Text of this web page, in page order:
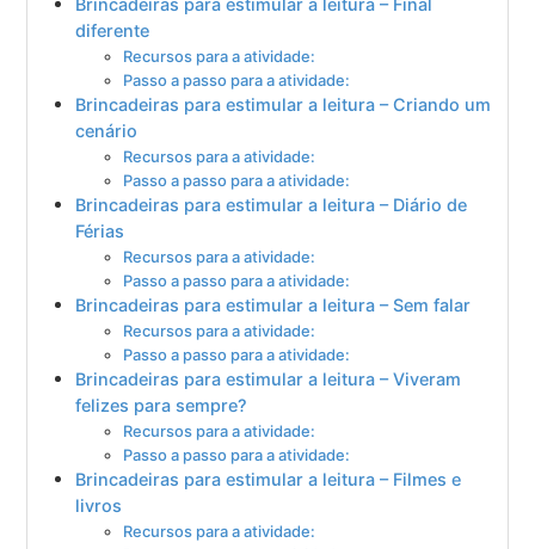
Brincadeiras para estimular a leitura – Final
diferente
Recursos para a atividade:
Passo a passo para a atividade:
Brincadeiras para estimular a leitura – Criando um
cenário
Recursos para a atividade:
Passo a passo para a atividade:
Brincadeiras para estimular a leitura – Diário de
Férias
Recursos para a atividade:
Passo a passo para a atividade:
Brincadeiras para estimular a leitura – Sem falar
Recursos para a atividade:
Passo a passo para a atividade:
Brincadeiras para estimular a leitura – Viveram
felizes para sempre?
Recursos para a atividade:
Passo a passo para a atividade:
Brincadeiras para estimular a leitura – Filmes e
livros
Recursos para a atividade: